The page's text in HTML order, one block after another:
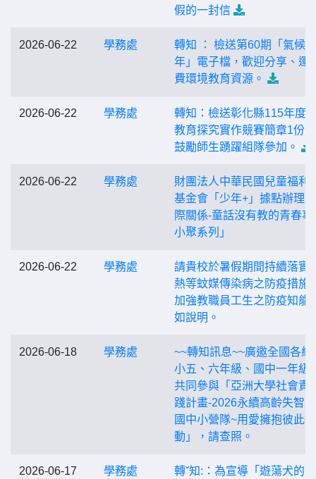
假的一封信
2026-06-22 學務處
轉知 ： 檢送第60期「氣候少
年」電子檔，歡迎分享、運
費環境教育資源。
2026-06-22 學務處
轉知：檢送彰化縣115年度
教育探究實作競賽簡章1份
鼓勵師生踴躍組隊參加。
2026-06-22 學務處
財團法人中華民國兒童福利
基金會「少年+」據點辦理
際關係-童話沒有教的青春事
小聚系列」
2026-06-22 學務處
請貴校於暑假期間持續落實
熱等蚊媒傳染病之防疫措施
加強教職員工生之防疫知能
如說明。
2026-06-18 學務處
~~轉知訊息~~廣邀全國各級
小五、六年級、國中一年級
共同參與「亞洲大學社會責
踐計畫-2026永續高齡失智
國中小營隊~用愛擁抱彼此~
動」，請查照。
2026-06-17 學務處
轉ˇ知:：為宣導「遊蕩犬的